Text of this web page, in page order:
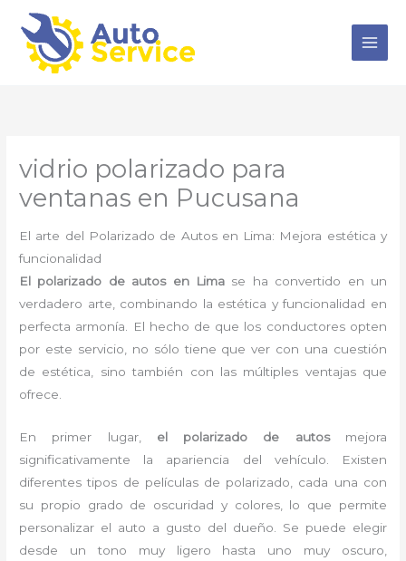
contenido
vidrio polarizado para
ventanas en Pucusana
El arte del Polarizado de Autos en Lima: Mejora estética y
funcionalidad
El polarizado de autos en Lima se ha convertido en un
verdadero arte, combinando la estética y funcionalidad en
perfecta armonía. El hecho de que los conductores opten
por este servicio, no sólo tiene que ver con una cuestión
de estética, sino también con las múltiples ventajas que
ofrece.
En primer lugar, el polarizado de autosmejora
significativamente la apariencia del vehículo. Existen
diferentes tipos de películas de polarizado, cada una con
su propio grado de oscuridad y colores, lo que permite
personalizar el auto a gusto del dueño. Se puede elegir
desde un tono muy ligero hasta uno muy oscuro,